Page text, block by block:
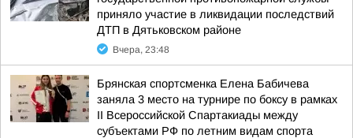
приняло участие в ликвидации последствий
ДТП в Дятьковском районе
Вчера, 23:48
Брянская спортсменка Елена Бабичева
заняла 3 место на турнире по боксу в рамках
II Всероссийской Спартакиады между
субъектами РФ по летним видам спорта